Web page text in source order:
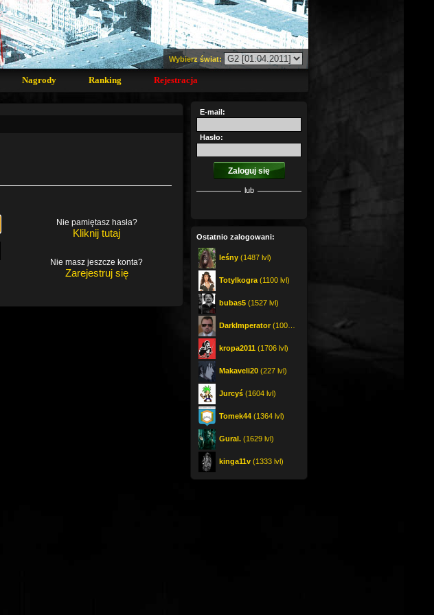
Wybierz świat:
Nagrody Ranking Rejestracja
Nie pamiętasz hasła?
Kliknij tutaj
Nie masz jeszcze konta?
Zarejestruj się
E-mail:
Hasło:
lub
Ostatnio zalogowani:
leśny (1487 lvl)
Totylkogra (1100 lvl)
bubas5 (1527 lvl)
DarkImperator (1000 lvl)
kropa2011 (1706 lvl)
Makaveli20 (227 lvl)
Jurcyś (1604 lvl)
Tomek44 (1364 lvl)
Gural. (1629 lvl)
kinga11v (1333 lvl)